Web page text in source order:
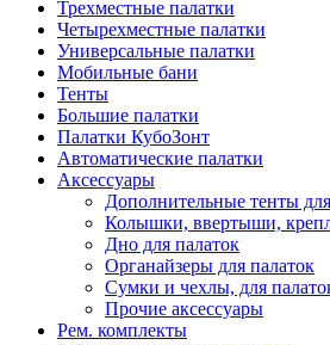
Трехместные палатки
Четырехместные палатки
Универсальные палатки
Мобильные бани
Тенты
Большие палатки
Палатки КубоЗонт
Автоматические палатки
Аксессуары
Дополнительные тенты
Колышки, ввертыши,
Дно для палаток
Органайзеры для палаток
Сумки и чехлы, для
Прочие аксессуары
Рем. комплекты